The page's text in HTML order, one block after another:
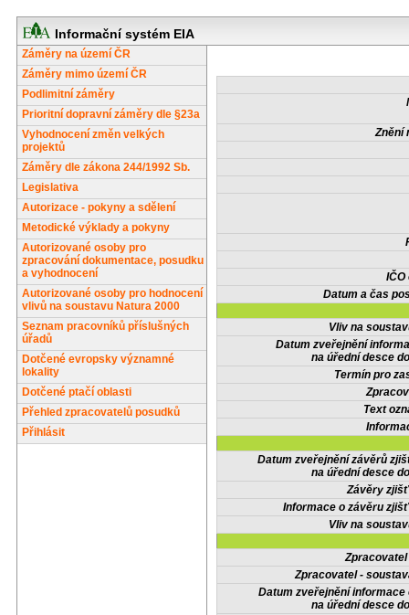
Informační systém EIA
Záměry na území ČR
Záměry mimo území ČR
Podlimitní záměry
Prioritní dopravní záměry dle §23a
Vyhodnocení změn velkých
projektů
Záměry dle zákona 244/1992 Sb.
Legislativa
Autorizace - pokyny a sdělení
Metodické výklady a pokyny
Autorizované osoby pro
zpracování dokumentace, posudku
a vyhodnocení
Autorizované osoby pro hodnocení
vlivů na soustavu Natura 2000
Seznam pracovníků příslušných
úřadů
Dotčené evropsky významné
lokality
Dotčené ptačí oblasti
Přehled zpracovatelů posudků
Přihlásit
Znění
IČO
Datum a čas
Vliv na
Datum zveřejnění
na úřední desce
Termín pro
Text
Datum zveřejnění závěrů
na úřední desce
Závěry
Informace o závěru
Vliv na
Zpracovatel -
Datum zveřejnění informace
na úřední desce